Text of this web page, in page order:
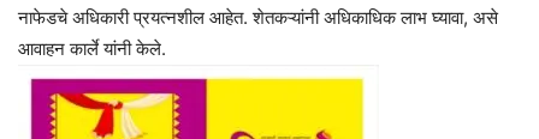
नाफेडचे अधिकारी प्रयत्नशील आहेत. शेतकऱ्यांनी अधिकाधिक लाभ घ्यावा, असे
आवाहन कार्ले यांनी केले.